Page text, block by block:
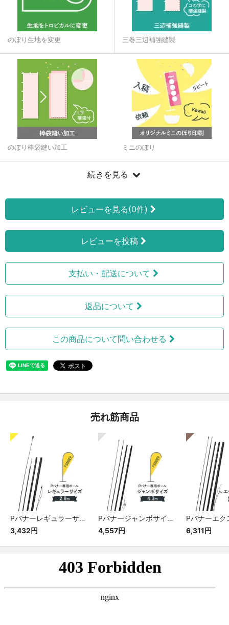
のぼり生地を変更 三巻三辺補強縫製
のぼり棒袋縫い加工 ミニのぼり
続きを見る
レビューを見る(0件)
レビューを投稿
支払い・配送について
返品について
この商品について問い合わせる
売れ筋商品
Pバナーレギュラーサイズ専用ポール
3,432円
Pバナージャンボサイズ専用ポール
4,557円
6,311円